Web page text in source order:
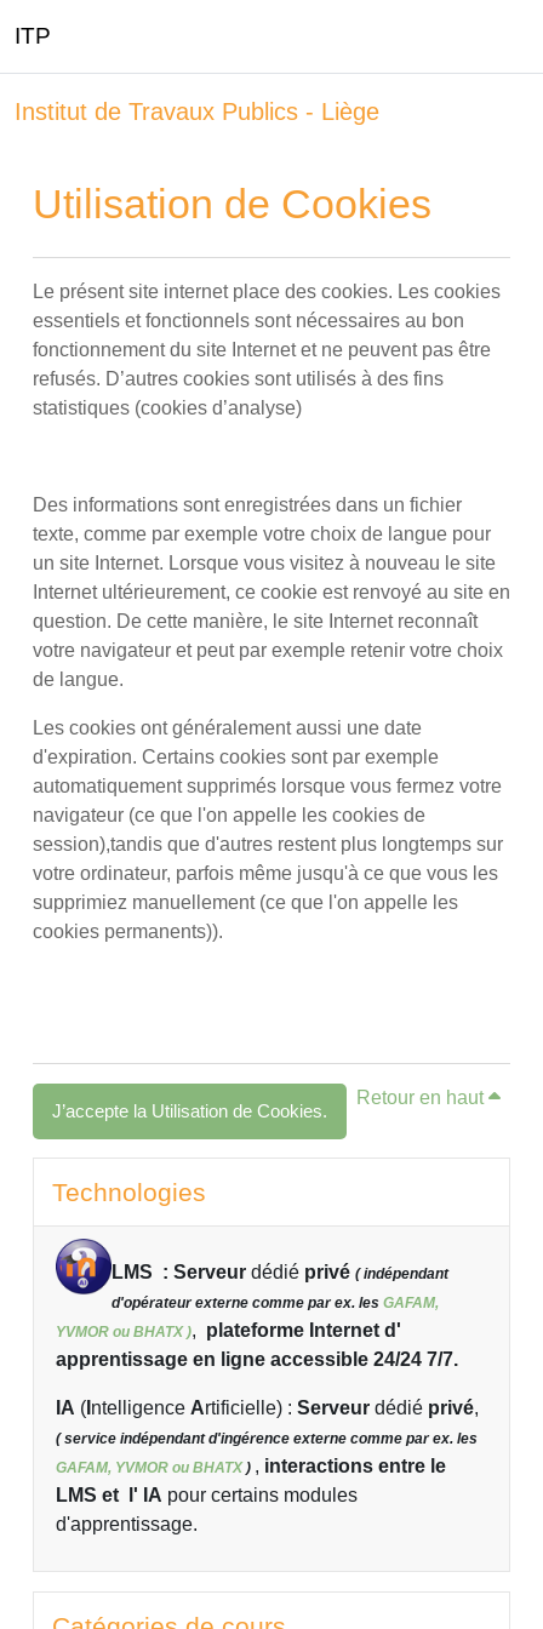
ITP
Institut de Travaux Publics - Liège
Utilisation de Cookies
Le présent site internet place des cookies. Les cookies
essentiels et fonctionnels sont nécessaires au bon
fonctionnement du site Internet et ne peuvent pas être
refusés. D’autres cookies sont utilisés à des fins
statistiques (cookies d’analyse)
Des informations sont enregistrées dans un fichier
texte, comme par exemple votre choix de langue pour
un site Internet. Lorsque vous visitez à nouveau le site
Internet ultérieurement, ce cookie est renvoyé au site en
question. De cette manière, le site Internet reconnaît
votre navigateur et peut par exemple retenir votre choix
de langue.
Les cookies ont généralement aussi une date
d'expiration. Certains cookies sont par exemple
automatiquement supprimés lorsque vous fermez votre
navigateur (ce que l'on appelle les cookies de
session),tandis que d'autres restent plus longtemps sur
votre ordinateur, parfois même jusqu'à ce que vous les
supprimiez manuellement (ce que l'on appelle les
cookies permanents)).
J’accepte la Utilisation de Cookies.
Retour en haut
Blocs
Technologies
LMS : Serveur dédié privé ( indépendant
d'opérateur externe comme par ex. les GAFAM,
YVMOR ou BHATX ), plateforme Internet d'
apprentissage en ligne accessible 24/24 7/7.
IA ( ntelligence Artificielle) : Serveur dédié privé,
( service indépendant d'ingérence externe comme par ex. les
GAFAM, YVMOR ou BHATX) , interactions entre le
LMS et l' IA pour certains modules
d'apprentissage.